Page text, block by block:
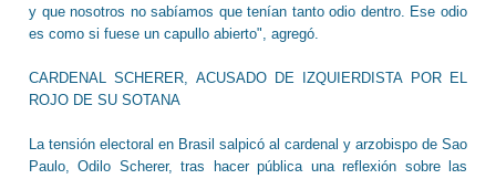
y que nosotros no sabíamos que tenían tanto odio dentro. Ese odio
es como si fuese un capullo abierto", agregó.
CARDENAL SCHERER, ACUSADO DE IZQUIERDISTA POR EL
ROJO DE SU SOTANA
La tensión electoral en Brasil salpicó al cardenal y arzobispo de Sao
Paulo, Odilo Scherer, tras hacer pública una reflexión sobre las